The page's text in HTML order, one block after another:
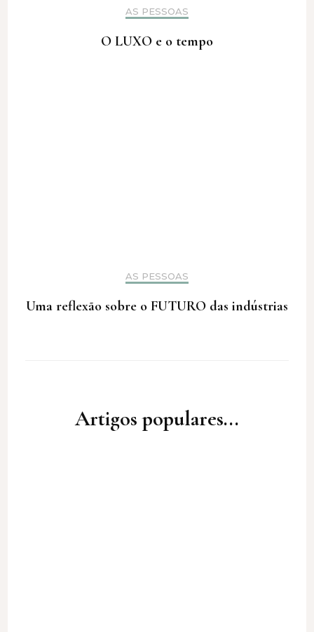
AS PESSOAS
O LUXO e o tempo
AS PESSOAS
Uma reflexão sobre o FUTURO das indústrias
Artigos populares...